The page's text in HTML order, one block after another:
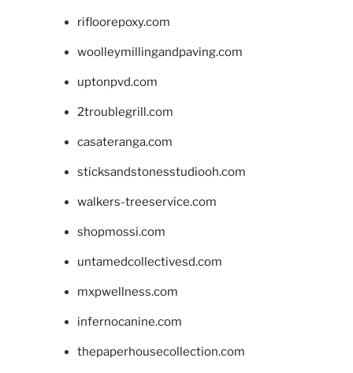
rifloorepoxy.com
woolleymillingandpaving.com
uptonpvd.com
2troublegrill.com
casateranga.com
sticksandstonesstudiooh.com
walkers-treeservice.com
shopmossi.com
untamedcollectivesd.com
mxpwellness.com
infernocanine.com
thepaperhousecollection.com